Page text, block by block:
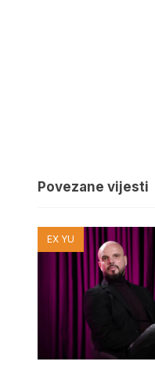
Povezane vijesti
EX YU